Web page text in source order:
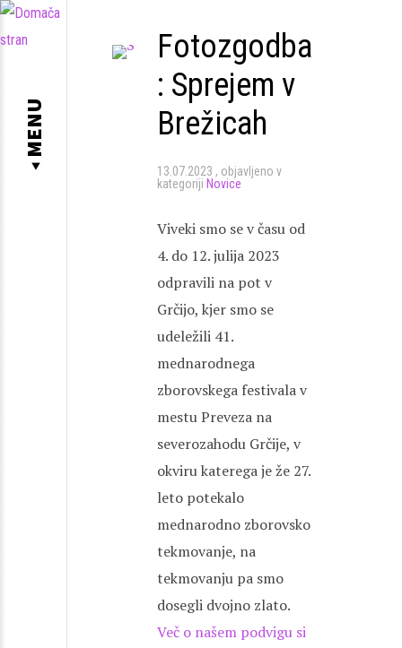
Fotozgodba
: Sprejem v
Brežicah
13.07.2023
objavljeno v
kategoriji Novice
Viveki smo se v času od
4. do 12. julija 2023
odpravili na pot v
Grčijo, kjer smo se
udeležili 41.
mednarodnega
zborovskega festivala v
mestu Preveza na
severozahodu Grčije, v
okviru katerega je že 27.
leto potekalo
mednarodno zborovsko
tekmovanje, na
tekmovanju pa smo
dosegli dvojno zlato.
Več o našem podvigu si
◂ MENU